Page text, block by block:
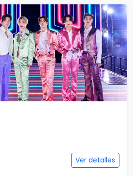
Ver detalles